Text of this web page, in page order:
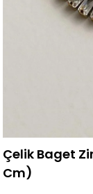
Çelik Baget
Cm)